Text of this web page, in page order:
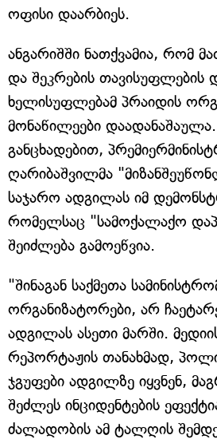
ოფისი დაარბიეს.
ანგარიშში ნათქვამია, რომ
და შეკრების თავისუფლების
ხელისუფლებამ პრაიდის
მონაწილეები
განცხადებით,
ღარიბაშვილმა
საჯარო ადგილას იმ
რომელსაც "სამოქალაქო
შეიძლება გამოეწვია.
"შინაგან საქმეთა
ორგანიზატორები, არ
ადგილას ასეთი მარში.
რეპორტაჟის თანახმად,
ჯგუფები ადგილზე იყვნენ,
შეძლეს ინციდენტების
ძალადობის ამ ტალღის